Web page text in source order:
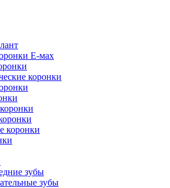
Е-мах
коронки
коронки
зубы
зубы